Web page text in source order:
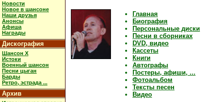
Новости
Новое в шансоне
Наши друзья
Анонсы
Афиша
Награды
Дискография
Шансон X
Истоки
Военный шансон
Песни цыган
Барды
Ретро, эстрада ...
Архив
Главная
Биография
Персональные диски
Песни в сборниках
DVD, видео
Кассеты
Книги
Автографы
Постеры, афиши, ...
Фотоальбом
Тексты песен
Видео